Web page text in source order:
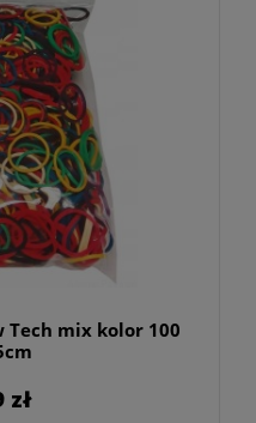
Tech mix kolor 100
zł